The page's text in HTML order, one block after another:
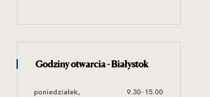
Godziny otwarcia - Białystok
poniedziałek,
9.30–15.00